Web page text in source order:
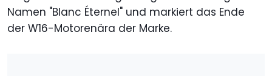
Namen "Blanc Éternel" und markiert das Ende
der W16-Motorenära der Marke.